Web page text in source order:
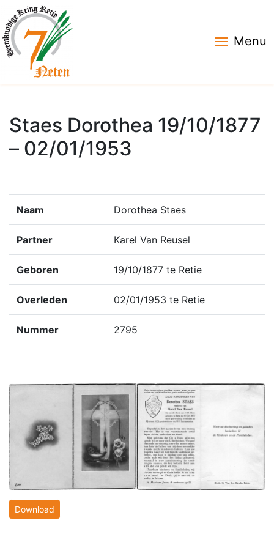
Menu
Staes Dorothea 19/10/1877
– 02/01/1953
Naam Dorothea Staes
Partner Karel Van Reusel
Geboren 19/10/1877 te Retie
Overleden 02/01/1953 te Retie
Nummer 2795
Download